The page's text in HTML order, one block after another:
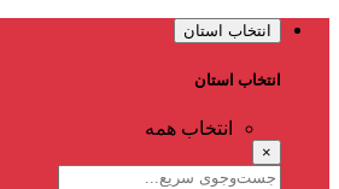
انتخاب استان
انتخاب استان
انتخاب همه
×